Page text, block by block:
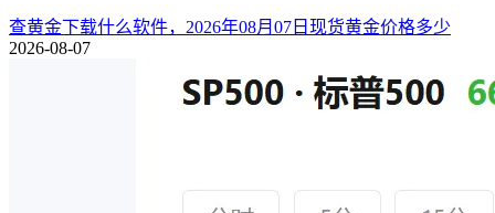
查黄金下载什么软件，2026年08月07日现货黄金价格多少
2026-08-07